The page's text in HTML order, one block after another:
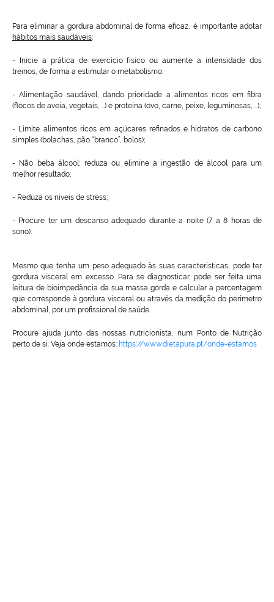
Para eliminar a gordura abdominal de forma eficaz, é importante adotar
hábitos mais saudáveis:
- Inicie a prática de exercício físico ou aumente a intensidade dos
treinos, de forma a estimular o metabolismo;
- Alimentação saudável, dando prioridade a alimentos ricos em fibra
(flocos de aveia, vegetais, …) e proteína (ovo, carne, peixe, leguminosas, …);
- Limite alimentos ricos em açúcares refinados e hidratos de carbono
simples (bolachas, pão “branco”, bolos);
- Não beba álcool: reduza ou elimine a ingestão de álcool para um
melhor resultado;
- Reduza os níveis de stress;
- Procure ter um descanso adequado durante a noite (7 a 8 horas de
sono).
Mesmo que tenha um peso adequado às suas características, pode ter
gordura visceral em excesso. Para se diagnosticar, pode ser feita uma
leitura de bioimpedância da sua massa gorda e calcular a percentagem
que corresponde à gordura visceral ou através da medição do perímetro
abdominal, por um profissional de saúde.
Procure ajuda junto das nossas nutricionista, num Ponto de Nutrição
perto de si. Veja onde estamos: https://www.dietapura.pt/onde-estamos